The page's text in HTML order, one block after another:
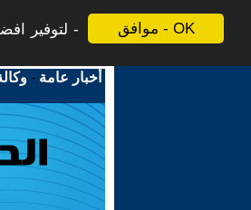
موافق - OK
لتوفير
أخبار عامة -